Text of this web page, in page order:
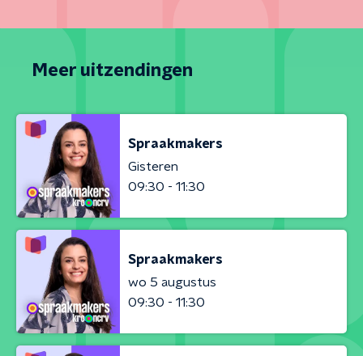
Meer uitzendingen
Spraakmakers
Gisteren
09:30 - 11:30
Spraakmakers
wo 5 augustus
09:30 - 11:30